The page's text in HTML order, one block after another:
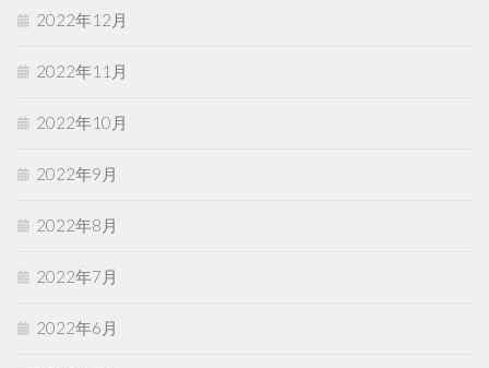
2022年12月
2022年11月
2022年10月
2022年9月
2022年8月
2022年7月
2022年6月